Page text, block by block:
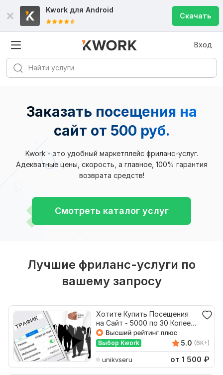
Kwork для Android
Скачать
Вход
Заказать посещения на
сайт от 500 руб.
Kwork - это удобный маркетплейс фриланс-услуг.
Адекватные цены, скорость, а главное, 100% гарантия
возврата средств!
Смотреть каталог услуг
Лучшие фриланс-услуги по
вашему запросу
Хотите Купить Посещения
на Сайт - 5000 по 30 Копеек
за шт
Выбор Kwork 5.0 (6K+)
unikvseru от 1 500 ₽